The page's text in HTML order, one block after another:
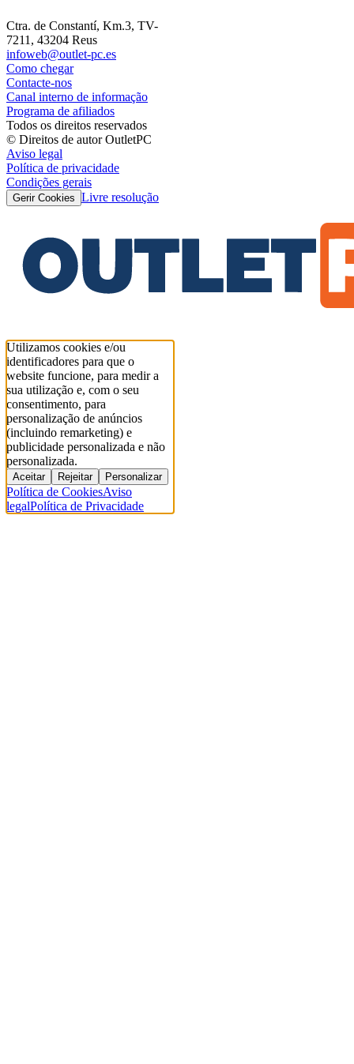
Ctra. de Constantí, Km.3, TV-
7211, 43204 Reus
infoweb@outlet-pc.es
Como chegar
Contacte-nos
Canal interno de informação
Programa de afiliados
Todos os direitos reservados
© Direitos de autor OutletPC
Aviso legal
Política de privacidade
Condições gerais
Gerir Cookies Livre resolução
Utilizamos cookies e/ou
identificadores para que o
website funcione, para medir a
sua utilização e, com o seu
consentimento, para
personalização de anúncios
(incluindo remarketing) e
publicidade personalizada e não
personalizada.
Aceitar Rejeitar Personalizar
Política de CookiesAviso
legalPolítica de Privacidade